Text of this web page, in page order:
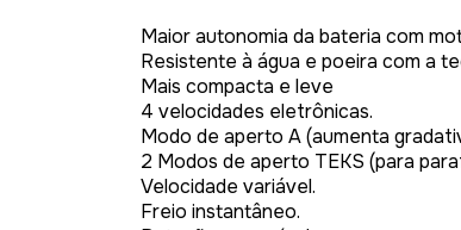
Maior autonomia da bateria com
Resistente à água e poeira com a
Mais compacta e leve
4 velocidades eletrônicas.
Modo de aperto A (aumenta
2 Modos de aperto TEKS (para
Velocidade variável.
Freio instantâneo.